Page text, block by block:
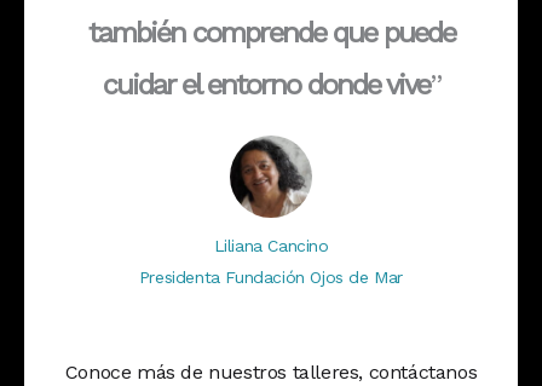
también comprende que puede
cuidar el entorno donde vive”
Liliana Cancino
Presidenta Fundación Ojos de Mar
Conoce más de nuestros talleres, contáctanos